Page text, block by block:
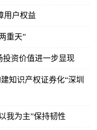
用户权益
重天”
投资价值进一步显现
知识产权证券化“深圳
我为主”保持韧性